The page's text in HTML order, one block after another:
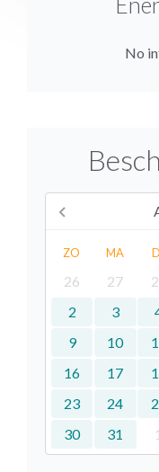
No
ZO MA
26 27
2
3
9
10
16
17
23
24
30
31 1